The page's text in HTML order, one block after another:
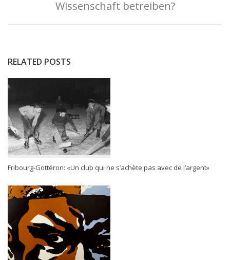
Wissenschaft betreiben?
RELATED POSTS
Fribourg-Gottéron: «Un club qui ne s’achète pas avec de l’argent»